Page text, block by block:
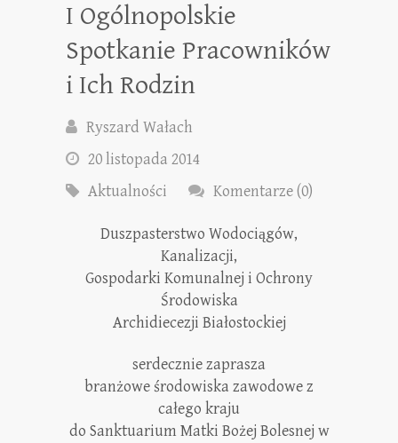
I Ogólnopolskie
Spotkanie Pracowników
i Ich Rodzin
Ryszard Wałach
20 listopada 2014
Aktualności
Komentarze (0)
Duszpasterstwo Wodociągów,
Kanalizacji,
Gospodarki Komunalnej i Ochrony
Środowiska
Archidiecezji Białostockiej
serdecznie zaprasza
branżowe środowiska zawodowe z
całego kraju
do Sanktuarium Matki Bożej Bolesnej w